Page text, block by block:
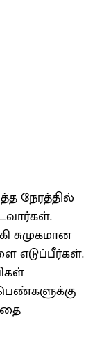
நேரத்தில்
சுமுகமான
எடுப்பீர்கள்.